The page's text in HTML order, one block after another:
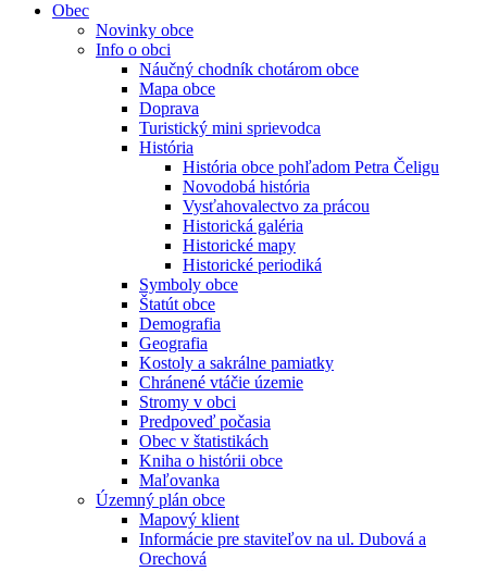
Obec
Novinky obce
Info o obci
Náučný chodník chotárom obce
Mapa obce
Doprava
Turistický mini sprievodca
História
História obce pohľadom Petra Čeligu
Novodobá história
Vysťahovalectvo za prácou
Historická galéria
Historické mapy
Historické periodiká
Symboly obce
Štatút obce
Demografia
Geografia
Kostoly a sakrálne pamiatky
Chránené vtáčie územie
Stromy v obci
Predpoveď počasia
Obec v štatistikách
Kniha o histórii obce
Maľovanka
Územný plán obce
Mapový klient
Informácie pre staviteľov na ul. Dubová a
Orechová